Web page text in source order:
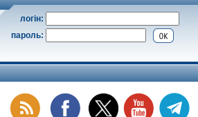
логін:
пароль: